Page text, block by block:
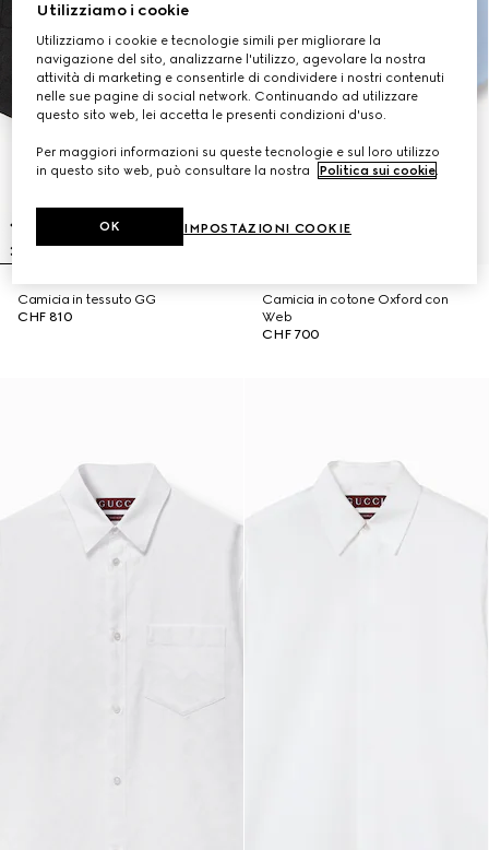
Camicia in tessuto GG
CHF 810
Camicia in cotone Oxford con
Web
CHF 700
Utilizziamo i cookie
Utilizziamo i cookie e tecnologie simili per migliorare la
navigazione del sito, analizzarne l'utilizzo, agevolare la nostra
attività di marketing e consentirle di condividere i nostri contenuti
nelle sue pagine di social network. Continuando ad utilizzare
questo sito web, lei accetta le presenti condizioni d'uso.
Per maggiori informazioni su queste tecnologie e sul loro utilizzo
in questo sito web, può consultare la nostra
Politica sui cookie.
IMPOSTAZIONI COOKIE
OK